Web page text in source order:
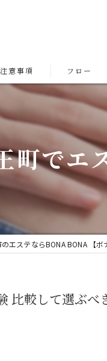
意事項 フロー
町でエ
エステならBONA BONA 【
比較して選ぶべ